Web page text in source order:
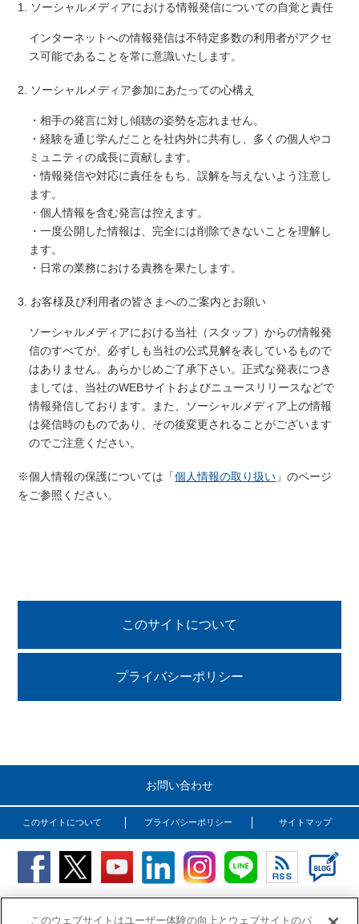
1. ソーシャルメディアにおける情報発信についての自覚と責任
インターネットへの情報発信は不特定多数の利用者がアクセ
ス可能であることを常に意識いたします。
2. ソーシャルメディア参加にあたっての心構え
・相手の発言に対し傾聴の姿勢を忘れません。
・経験を通じ学んだことを社内外に共有し、多くの個人やコ
ミュニティの成長に貢献します。
・情報発信や対応に責任をもち、誤解を与えないよう注意し
ます。
・個人情報を含む発言は控えます。
・一度公開した情報は、完全には削除できないことを理解し
ます。
・日常の業務における責務を果たします。
3. お客様及び利用者の皆さまへのご案内とお願い
ソーシャルメディアにおける当社（スタッフ）からの情報発
信のすべてが、必ずしも当社の公式見解を表しているもので
はありません。あらかじめご了承下さい。正式な発表につき
ましては、当社のWEBサイトおよびニュースリリースなどで
情報発信しております。また、ソーシャルメディア上の情報
は発信時のものであり、その後変更されることがございます
のでご注意ください。
※個人情報の保護については「個人情報の取り扱い 」のページ
をご参照ください。
このサイトについて
プライバシーポリシー
お問い合わせ
このサイトについて プライバシーポリシー サイトマップ
Copyright (C) OSG Corporation. All rights reserved.
このウェブサイトはユーザー体験の向上とウェブサイトのパ